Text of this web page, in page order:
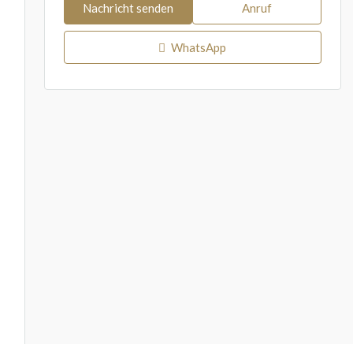
Nachricht senden Anruf
WhatsApp